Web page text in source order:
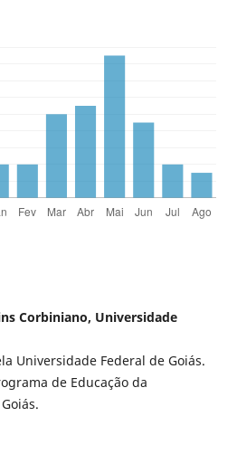
Corbiniano, Universidade
Universidade Federal de Goiás.
de Educação da